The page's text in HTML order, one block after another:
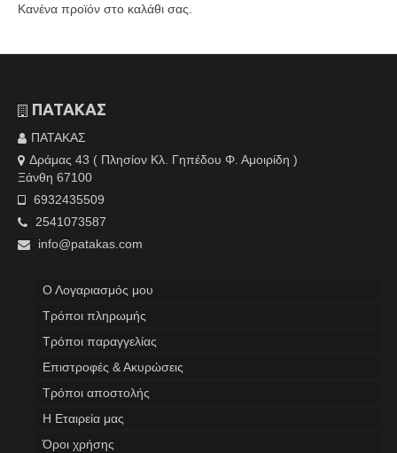
Κανένα προϊόν στο καλάθι σας.
ΠΑΤΑΚΑΣ
ΠΑΤΑΚΑΣ
Δράμας 43 ( Πλησίον Κλ. Γηπέδου Φ. Αμοιρίδη )
Ξάνθη 67100
6932435509
2541073587
info@patakas.com
Ο Λογαριασμός μου
Tρόποι πληρωμής
Τρόποι παραγγελίας
Επιστροφές & Ακυρώσεις
Τρόποι αποστολής
Η Εταιρεία μας
Όροι χρήσης